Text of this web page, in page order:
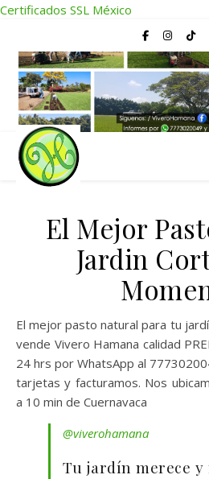
Certificados SSL México
El Mejor
Jardin
El mejor pasto natural para tu jardín cortado al momento lo
vende Vivero Hamana calidad
24 hrs por WhatsApp al
tarjetas y facturamos. Nos
a 10 min de Cuernavaca
@viverohamana
Tu jardín merece y